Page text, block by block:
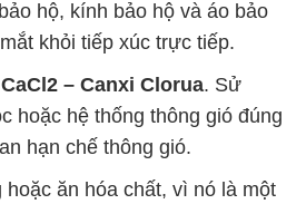
hộ, kính bảo hộ và áo bảo
khỏi tiếp xúc trực tiếp.
CaCl2 – Canxi Clorua. Sử
hoặc hệ thống thông gió đúng
hạn chế thông gió.
ăn hóa chất, vì nó là một